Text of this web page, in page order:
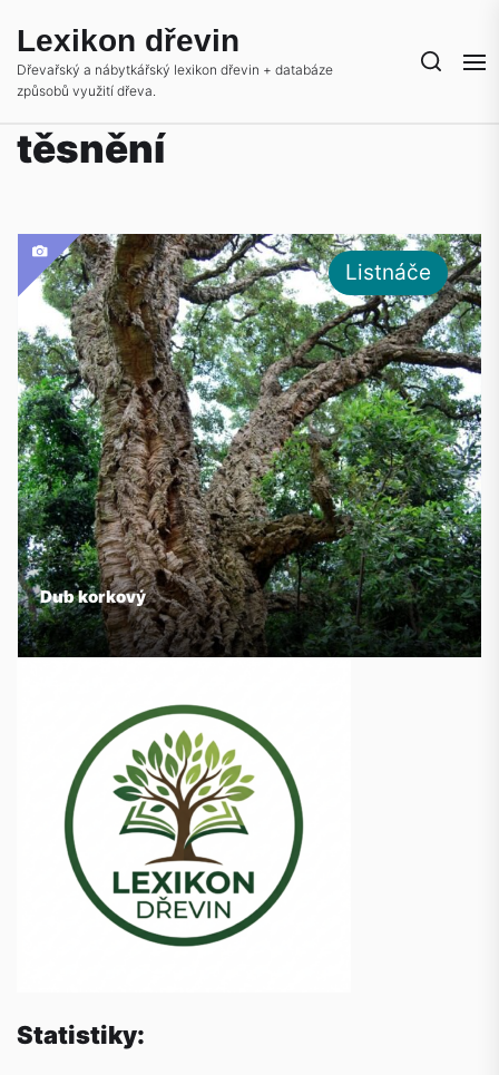
the
content
Lexikon dřevin
Dřevařský a nábytkářský lexikon dřevin + databáze
způsobů využití dřeva.
těsnění
Listnáče
Dub korkový
Statistiky: